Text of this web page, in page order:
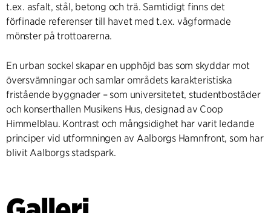
t.ex. asfalt, stål, betong och trä. Samtidigt finns det
förfinade referenser till havet med t.ex. vågformade
mönster på trottoarerna.
En urban sockel skapar en upphöjd bas som skyddar mot
översvämningar och samlar områdets karakteristiska
fristående byggnader – som universitetet, studentbostäder
och konserthallen Musikens Hus, designad av Coop
Himmelblau. Kontrast och mångsidighet har varit ledande
principer vid utformningen av Aalborgs Hamnfront, som har
blivit Aalborgs stadspark.